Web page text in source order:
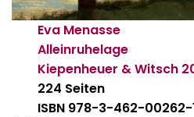
Eva Menasse
Alleinruhelage
Kiepenheuer & Witsch
224 Seiten
ISBN 978-3-462-00262-